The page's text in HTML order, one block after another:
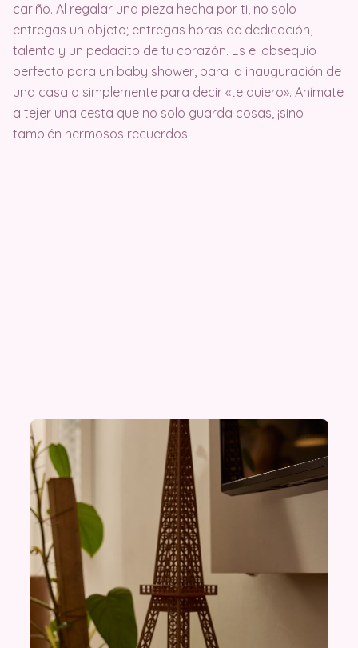
cariño. Al regalar una pieza hecha por ti, no solo
entregas un objeto; entregas horas de dedicación,
talento y un pedacito de tu corazón. Es el obsequio
perfecto para un baby shower, para la inauguración de
una casa o simplemente para decir «te quiero». Anímate
a tejer una cesta que no solo guarda cosas, ¡sino
también hermosos recuerdos!